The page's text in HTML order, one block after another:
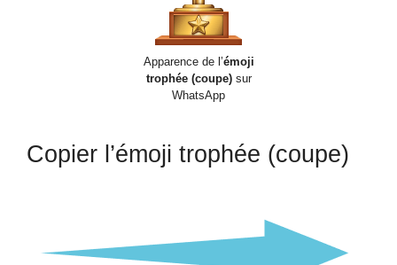
Apparence de l’émoji
trophée (coupe) sur
WhatsApp
Copier l’émoji trophée (coupe)